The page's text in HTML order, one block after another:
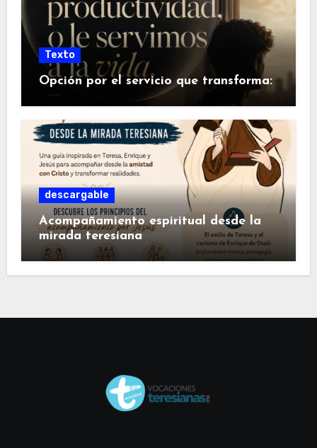
Texto
Opción por el servicio que transforma:
descargable
Acompañamiento espiritual desde la
mirada teresiana